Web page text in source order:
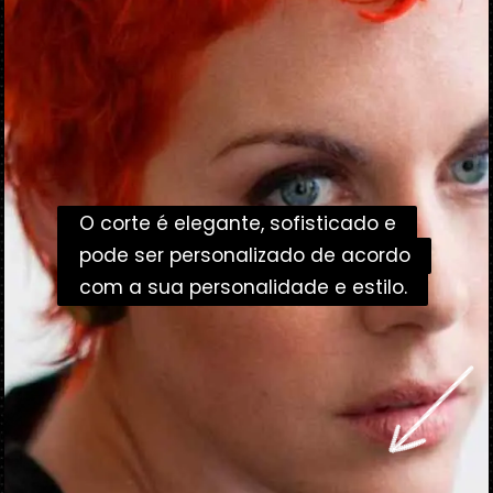
O corte é elegante, sofisticado e
pode ser personalizado de acordo
com a sua personalidade e estilo.
O corte é elegante, sofisticado e
pode ser personalizado de acordo
com a sua personalidade e estilo.